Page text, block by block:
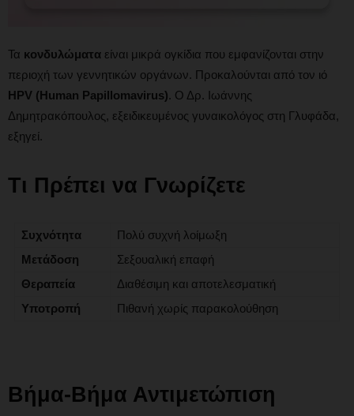
Τα κονδυλώματα είναι μικρά ογκίδια που εμφανίζονται στην
περιοχή των γεννητικών οργάνων. Προκαλούνται από τον ιό
HPV (Human Papillomavirus). Ο Δρ. Ιωάννης
Δημητρακόπουλος, εξειδικευμένος γυναικολόγος στη Γλυφάδα,
εξηγεί.
Τι Πρέπει να Γνωρίζετε
Συχνότητα
Πολύ συχνή λοίμωξη
Μετάδοση
Σεξουαλική επαφή
Θεραπεία
Διαθέσιμη και αποτελεσματική
Υποτροπή
Πιθανή χωρίς παρακολούθηση
Βήμα-Βήμα Αντιμετώπιση